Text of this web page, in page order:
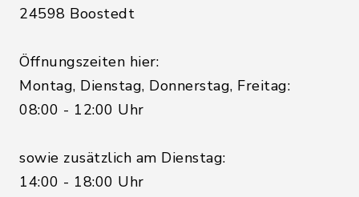
24598 Boostedt
Öffnungszeiten hier:
Montag, Dienstag, Donnerstag, Freitag:
08:00 - 12:00 Uhr
sowie zusätzlich am Dienstag:
14:00 - 18:00 Uhr